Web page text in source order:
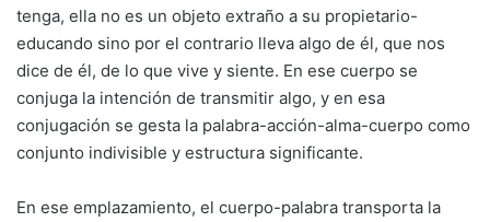
tenga, ella no es un objeto extraño a su propietario-
educando sino por el contrario lleva algo de él, que nos
dice de él, de lo que vive y siente. En ese cuerpo se
conjuga la intención de transmitir algo, y en esa
conjugación se gesta la palabra-acción-alma-cuerpo como
conjunto indivisible y estructura significante.
En ese emplazamiento, el cuerpo-palabra transporta la